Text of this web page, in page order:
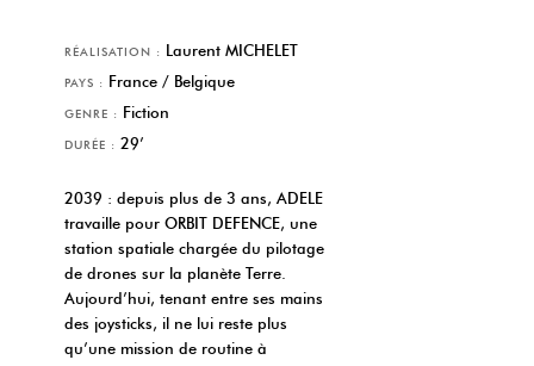
RÉALISATION : Laurent MICHELET
PAYS : France / Belgique
GENRE : Fiction
DURÉE : 29’
2039 : depuis plus de 3 ans, ADELE
travaille pour ORBIT DEFENCE, une
station spatiale chargée du pilotage
de drones sur la planète Terre.
Aujourd’hui, tenant entre ses mains
des joysticks, il ne lui reste plus
qu’une mission de routine à